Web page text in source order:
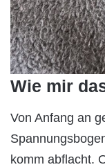
Wie mir
Von Anfang an
komm abflacht.